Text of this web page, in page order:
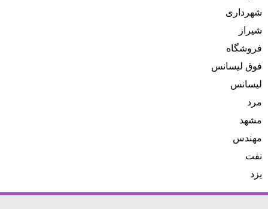
شهرداری
شیراز
فروشگاه
فوق لیسانس
لیسانس
مرد
مشهد
مهندس
نفت
یزد